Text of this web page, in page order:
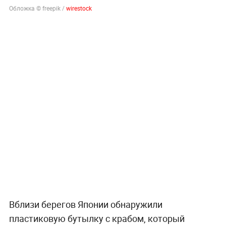
Обложка © freepik /wirestock
Вблизи берегов Японии обнаружили
пластиковую бутылку с крабом, который